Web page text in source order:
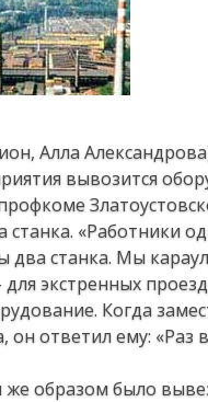
Алла
вывозится
«Работники
два станка. Мы
экстренных
Когда
ответил ему: «Раз
образом было